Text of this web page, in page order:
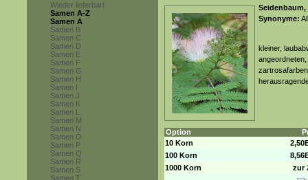
Wieder lieferbar!
Samen A-Z
Samen A
Samen B
Samen C
Samen D
Samen E
Samen F
Samen G
Samen H
Samen I
Samen J
Samen K
Samen L
Samen M
Samen N
Samen O
Samen P
Samen Q
Samen R
Samen S
Samen T
Seidenbaum,
Synonyme:
kleiner,
Option
10 Korn
100 Korn
1000 Korn
zur